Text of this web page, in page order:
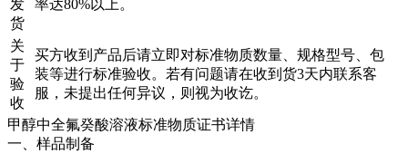
发
货
率达80%以上。
关
于
验
收
买方收到产品后请立即对标准物质数量、规格型号、包
装等进行标准验收。若有问题请在收到货3天内联系客
服，未提出任何异议，则视为收讫。
甲醇中全氟癸酸溶液标准物质证书详情
一、样品制备